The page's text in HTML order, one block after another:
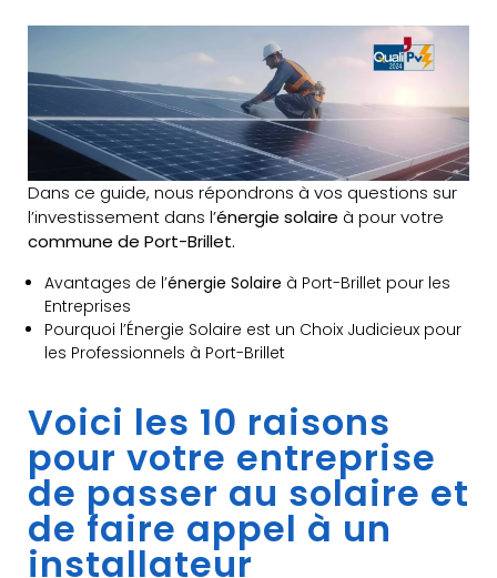
Dans ce guide, nous répondrons à vos questions sur
l’investissement dans l’énergie solaire à pour votre
commune de Port-Brillet.
Avantages de l’énergie Solaire à Port-Brillet pour les
Entreprises
Pourquoi l’Énergie Solaire est un Choix Judicieux pour
les Professionnels à Port-Brillet
Voici les 10 raisons
pour votre entreprise
de passer au solaire et
de faire appel à un
installateur